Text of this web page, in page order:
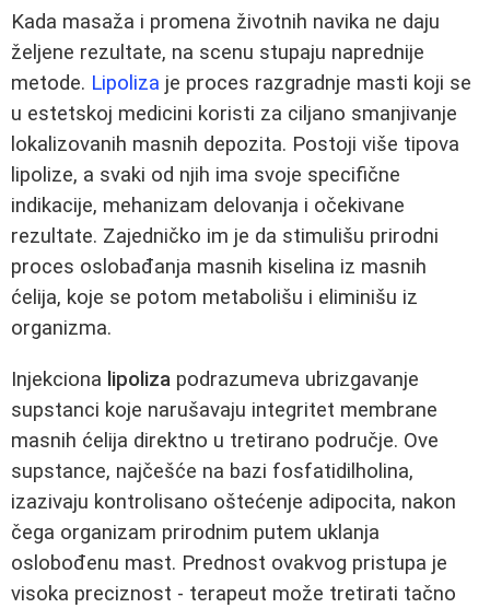
Kada masaža i promena životnih navika ne daju
željene rezultate, na scenu stupaju naprednije
metode. Lipoliza je proces razgradnje masti koji se
u estetskoj medicini koristi za ciljano smanjivanje
lokalizovanih masnih depozita. Postoji više tipova
lipolize, a svaki od njih ima svoje specifične
indikacije, mehanizam delovanja i očekivane
rezultate. Zajedničko im je da stimulišu prirodni
proces oslobađanja masnih kiselina iz masnih
ćelija, koje se potom metabolišu i eliminišu iz
organizma.
Injekciona lipoliza podrazumeva ubrizgavanje
supstanci koje narušavaju integritet membrane
masnih ćelija direktno u tretirano područje. Ove
supstance, najčešće na bazi fosfatidilholina,
izazivaju kontrolisano oštećenje adipocita, nakon
čega organizam prirodnim putem uklanja
oslobođenu mast. Prednost ovakvog pristupa je
visoka preciznost - terapeut može tretirati tačno